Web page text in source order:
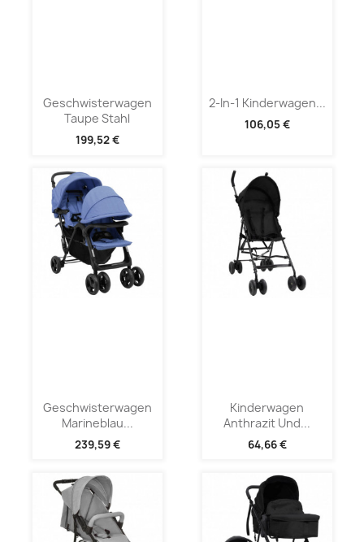
Geschwisterwagen
Taupe Stahl
199,52 €
2-In-1 Kinderwagen...
106,05 €
Geschwisterwagen
Marineblau...
239,59 €
Kinderwagen
Anthrazit Und...
64,66 €